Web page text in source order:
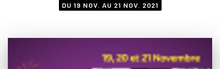
DU 19 NOV. AU 21 NOV. 2021